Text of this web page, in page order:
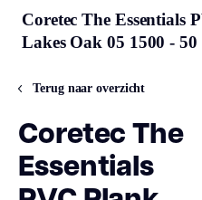
Coretec The Essentials
Lakes Oak 05 1500 -
Terug naar overzicht
Coretec The
Essentials